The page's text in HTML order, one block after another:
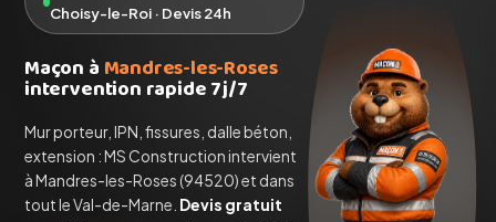
Choisy-le-Roi · Devis 24h
Maçon à Mandres-les-Roses
intervention rapide 7j/7
Mur porteur, IPN, fissures, dalle béton,
extension : MS Construction intervient
à Mandres-les-Roses (94520) et dans
tout le Val-de-Marne. Devis gratuit